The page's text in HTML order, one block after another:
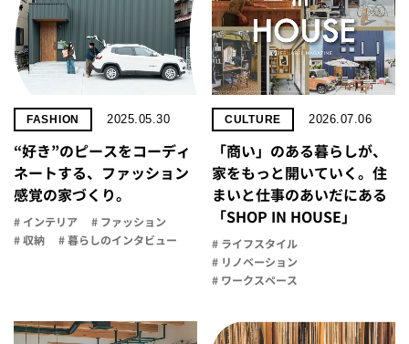
FASHION 2025.05.30
“好き”のピースをコーディ
ネートする、ファッション
感覚の家づくり。
# インテリア
# ファッション
# 収納
# 暮らしのインタビュー
CULTURE 2026.07.06
「商い」の​ある​暮らしが、​
家を​もっと​開いていく。​住
まいと​仕事の​あいだに​ある​
「SHOP IN HOUSE」
# ライフスタイル
# リノベーション
# ワークスペース